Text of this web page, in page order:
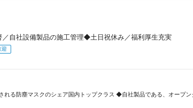
／自社設備製品の施工管理◆土日祝休み／福利厚生充実
迎
れる防塵マスクのシェア国内トップクラス ◆自社製品である、オープン